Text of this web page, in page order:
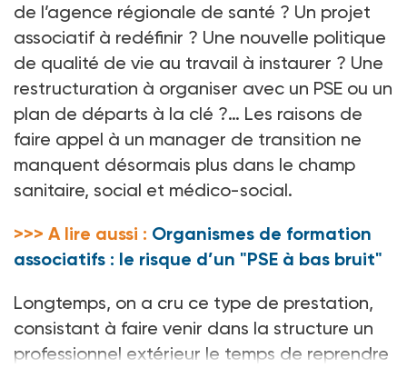
de l’agence régionale de santé ? Un projet
associatif à redéfinir ? Une nouvelle politique
de qualité de vie au travail à instaurer ? Une
restructuration à organiser avec un PSE ou un
plan de départs à la clé ?… Les raisons de
faire appel à un manager de transition ne
manquent désormais plus dans le champ
sanitaire, social et médico-social.
>>> A lire aussi : Organismes de formation
associatifs : le risque d’un "PSE à bas bruit"
Longtemps, on a cru ce type de prestation,
consistant à faire venir dans la structure un
professionnel extérieur le temps de reprendre